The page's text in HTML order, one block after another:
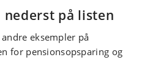
på listen
eksempler på
for pensionsopsparing og